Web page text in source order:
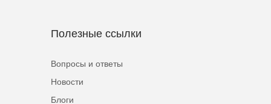
Полезные ссылки
Вопросы и ответы
Новости
Блоги